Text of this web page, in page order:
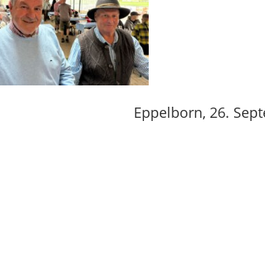
Eppelborn, 26.